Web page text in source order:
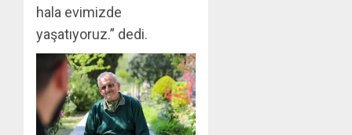
hala evimizde
yaşatıyoruz.” dedi.